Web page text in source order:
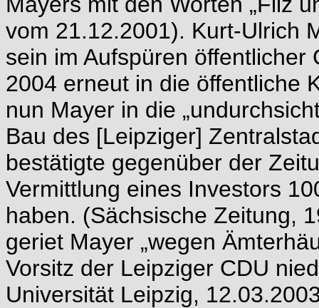
vom 21.12.2001). Kurt-Ulrich
sein im Aufspüren
2004 erneut in die öffentliche
nun Mayer in die
Bau des [Leipziger]
bestätigte gegenüber der
Vermittlung eines Investors
haben. (Sächsische Zeitung,
geriet Mayer „wegen
Vorsitz der Leipziger CDU
Universität Leipzig,